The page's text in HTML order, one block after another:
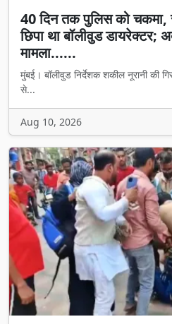
40 दिन तक पुलिस को चकमा,
छिपा था बॉलीवुड डायरेक्टर;
मामला......
मुंबई। बॉलीवुड निर्देशक शकील नूरानी की
से...
Aug 10, 2026